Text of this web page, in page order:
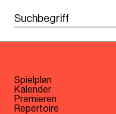
Spielplan
Kalender
Premieren
Repertoire